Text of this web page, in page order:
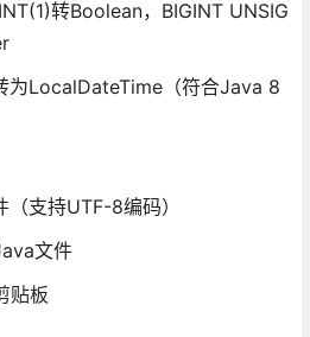
转Boolean，BIGINT UNSIG
为LocalDateTime（符合Java 8
支持UTF-8编码）
文件
贴板